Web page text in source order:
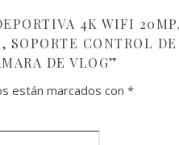
4K WIFI
CONTROL
DE VLOG”
están marcados con *